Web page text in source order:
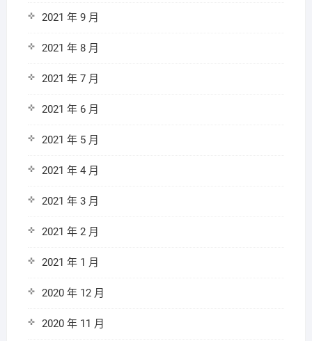
2021 年 9 月
2021 年 8 月
2021 年 7 月
2021 年 6 月
2021 年 5 月
2021 年 4 月
2021 年 3 月
2021 年 2 月
2021 年 1 月
2020 年 12 月
2020 年 11 月